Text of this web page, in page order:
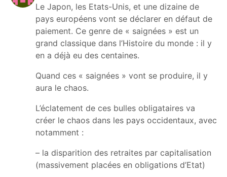
Le Japon, les Etats-Unis, et une dizaine de
pays européens vont se déclarer en défaut de
paiement. Ce genre de « saignées » est un
grand classique dans l’Histoire du monde : il y
en a déjà eu des centaines.
Quand ces « saignées » vont se produire, il y
aura le chaos.
L’éclatement de ces bulles obligataires va
créer le chaos dans les pays occidentaux, avec
notamment :
– la disparition des retraites par capitalisation
(massivement placées en obligations d’Etat)